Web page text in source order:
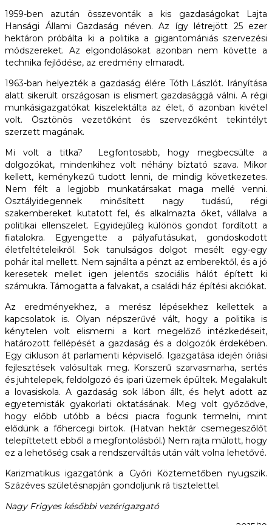
1959-ben azután összevonták a kis gazdaságokat Lajta
Hansági Állami Gazdaság néven. Az így létrejött 25 ezer
hektáron próbálta ki a politika a gigantomániás szervezési
módszereket. Az elgondolásokat azonban nem követte a
technika fejlődése, az eredmény elmaradt.
1963-ban helyezték a gazdaság élére Tóth Lászlót. Irányítása
alatt sikerült országosan is elismert gazdasággá válni. A régi
munkásigazgatókat kiszelektálta az élet, ő azonban kivétel
volt. Ösztönös vezetőként és szervezőként tekintélyt
szerzett magának.
Mi volt a titka? Legfontosabb, hogy megbecsülte a
dolgozókat, mindenkihez volt néhány bíztató szava. Mikor
kellett, keménykezű tudott lenni, de mindig következetes.
Nem félt a legjobb munkatársakat maga mellé venni.
Osztályidegennek minősített nagy­ tudású, régi
szakembereket kutatott fel, és alkalmazta őket, vállalva a
politikai ellenszelet. Egyidejűleg különös gondot fordított a
fiatalokra. Egyengette a pályafutásukat, gondoskodott
életfeltételeikről. Sok tanulságos dolgot mesélt egy-egy
pohár ital mellett. Nem sajnálta a pénzt az emberektől, és a jó
keresetek mellet igen jelentős szociális hálót épített ki
számukra. Támogatta a falvakat, a családi ház építési akciókat.
Az eredményekhez, a merész lépésekhez kellettek a
kapcsolatok is. Olyan népszerűvé vált, hogy a politika is
kénytelen volt elismerni a kort megelőző intézkedéseit,
határozott fellépését a gazdaság és a dolgozók érdekében.
Egy cikluson át parlamenti képviselő. Igazgatása idején óriási
fejlesztések valósultak meg. Korszerű szarvasmarha, sertés
és juhtelepek, feldolgozó és ipari üzemek épültek. Megalakult
a lovasiskola. A gazdaság sok lábon állt, és helyt adott az
egyetemisták gyakorlati oktatásának. Meg volt győződve,
hogy előbb utóbb a bécsi piacra fogunk termelni, mint
elődünk a főhercegi birtok. (Hatvan hektár csemegeszőlőt
telepíttetett ebből a megfontolásból.) Nem rajta múlott, hogy
ez a lehetőség csak a rendszerváltás után vált volna lehetővé.
Karizmatikus igazgatónk a Győri Köztemetőben nyugszik.
Százéves születésnapján gondoljunk rá tisztelettel.
Nagy Frigyes későbbi vezérigazgató